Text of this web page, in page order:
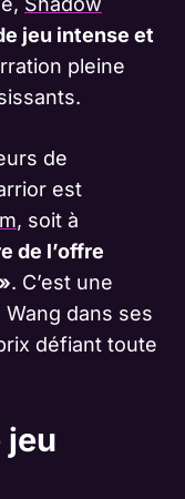
jeu intense et
pleine
de
est
, soit à
de l’offre
. C’est une
dans ses
défiant toute
jeu